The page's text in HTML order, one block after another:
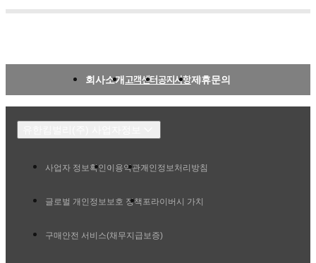
회사소개 고객센터공지사항제휴문의
사업자 정보확인 이용약관개인정보처리방침
글로벌 개인정보보호 정책 프라이버시 가치
구매안전 서비스(채무지급보증)